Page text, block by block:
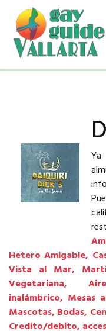
Hetero Amigable,
Vista al Mar,
Vegetariana,
inalámbrico, Mesas
Mascotas, Bodas,
Credito/debito,